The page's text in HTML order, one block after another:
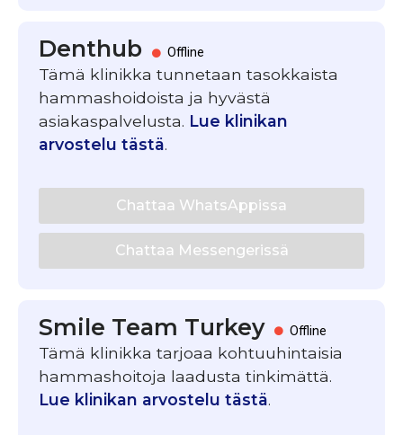
Denthub Offline
Tämä klinikka tunnetaan tasokkaista
hammashoidoista ja hyvästä
asiakaspalvelusta. Lue klinikan
arvostelu tästä.
Chattaa WhatsAppissa
Chattaa Messengerissä
Smile Team Turkey Offline
Tämä klinikka tarjoaa kohtuuhintaisia
hammashoitoja laadusta tinkimättä.
Lue klinikan arvostelu tästä.